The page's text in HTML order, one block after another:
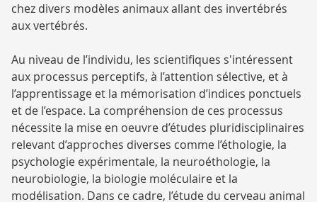
chez divers modèles animaux allant des invertébrés
aux vertébrés.
Au niveau de l’individu, les scientifiques s'intéressent
aux processus perceptifs, à l’attention sélective, et à
l’apprentissage et la mémorisation d’indices ponctuels
et de l’espace. La compréhension de ces processus
nécessite la mise en oeuvre d’études pluridisciplinaires
relevant d’approches diverses comme l’éthologie, la
psychologie expérimentale, la neuroéthologie, la
neurobiologie, la biologie moléculaire et la
modélisation. Dans ce cadre, l’étude du cerveau animal